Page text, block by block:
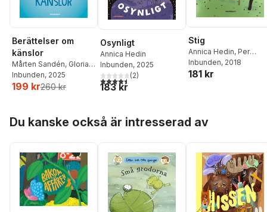
Berättelser om
känslor
Mårten Sandén, Gloria
Kisekka-Ndawula
Annica Hedin,Matilda
Inbunden, 2025
199 kr260 kr
Osynligt
Annica Hedin
Inbunden, 2025
4,5utav 5 stjärnor. Totalt antal röster:
(2)
183 kr
Stig
Annica Hedin, Per
Gustavsson
Inbunden, 2018
181 kr
Du kanske också är intresserad av